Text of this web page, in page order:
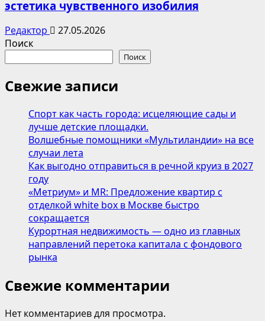
эстетика чувственного изобилия
Редактор
27.05.2026
Поиск
Поиск
Свежие записи
Спорт как часть города: исцеляющие сады и
лучше детские площадки.
Волшебные помощники «Мультиландии» на все
случаи лета
Как выгодно отправиться в речной круиз в 2027
году
«Метриум» и MR: Предложение квартир с
отделкой white box в Москве быстро
сокращается
Курортная недвижимость — одно из главных
направлений перетока капитала с фондового
рынка
Свежие комментарии
Нет комментариев для просмотра.